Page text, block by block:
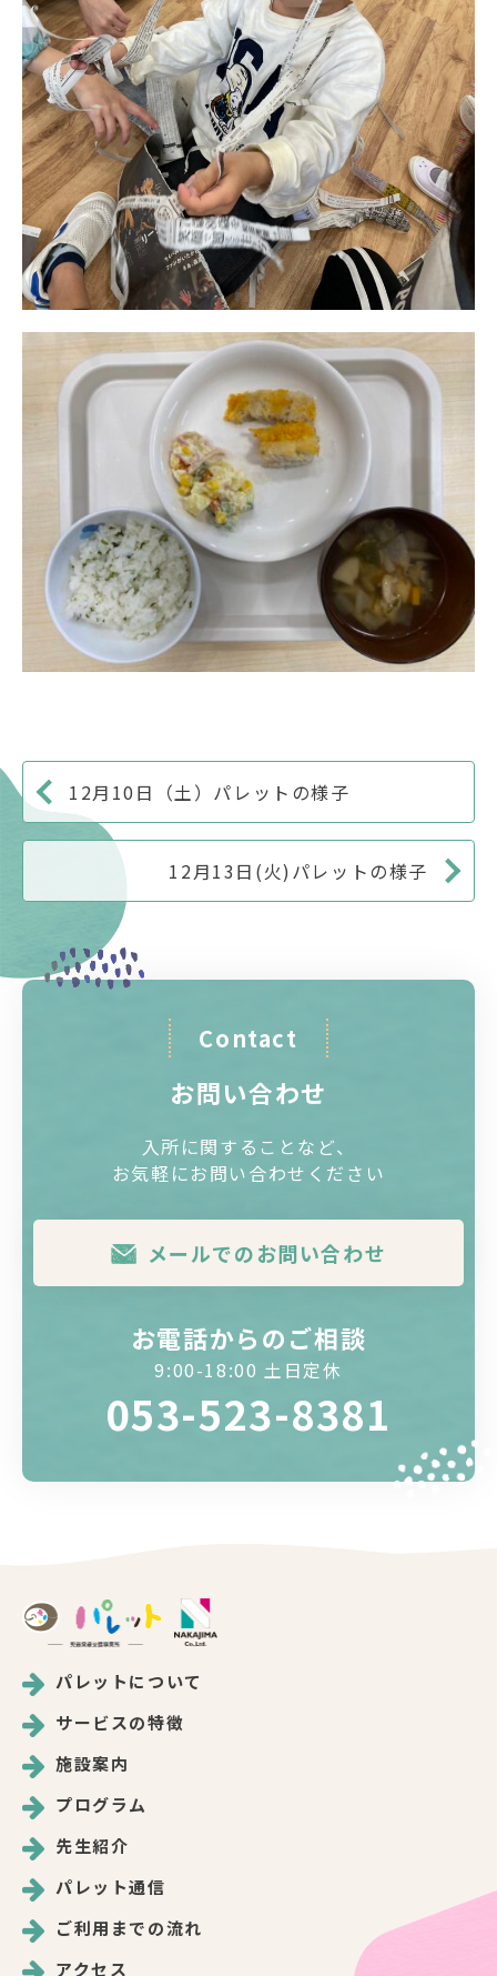
12月10日（土）パレットの様子
12月13日(火)パレットの様子
Contact
お問い合わせ
入所に関することなど、
お気軽にお問い合わせください
メールでのお問い合わせ
お電話からのご相談
9:00-18:00 土日定休
053-523-8381
パレットについて
サービスの特徴
施設案内
プログラム
先生紹介
パレット通信
ご利用までの流れ
アクセス